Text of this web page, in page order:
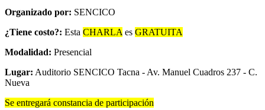
Organizado por: SENCICO
¿Tiene costo?: Esta CHARLA es GRATUITA
Modalidad: Presencial
Lugar: Auditorio SENCICO Tacna - Av. Manuel Cuadros 237 - C.
Nueva
Se entregará constancia de participación